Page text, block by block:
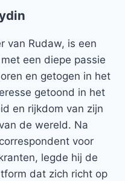
van Rudaw, is een
een diepe passie
en getogen in het
getoond in het
en rijkdom van zijn
de wereld. Na
voor
legde hij de
dat zich richt op